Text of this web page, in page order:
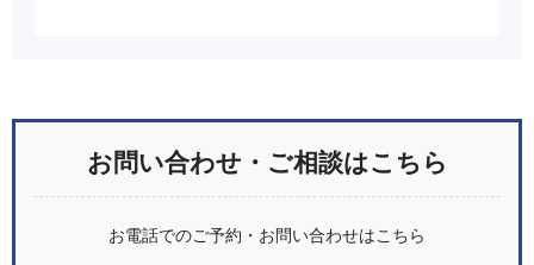
お問い合わせ・ご相談はこちら
お電話でのご予約・お問い合わせはこちら